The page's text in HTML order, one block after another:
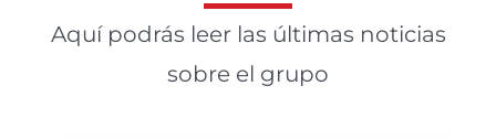
Aquí podrás leer las últimas noticias
sobre el grupo